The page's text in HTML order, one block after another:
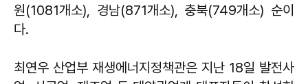
원(1081개소), 경남(871개소), 충북(749개소) 순이
다.
최연우 산업부 재생에너지정책관은 지난 18일 발전사